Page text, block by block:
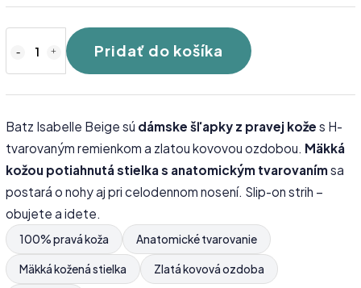
Pridať do košíka
Batz Isabelle Beige sú dámske šľapky z pravej kože s H-
tvarovaným remienkom a zlatou kovovou ozdobou. Mäkká
kožou potiahnutá stielka s anatomickým tvarovanímsa
postará o nohy aj pri celodennom nosení. Slip-on strih –
obujete a idete.
100% pravá koža Anatomické tvarovanie
Mäkká kožená stielka Zlatá kovová ozdoba